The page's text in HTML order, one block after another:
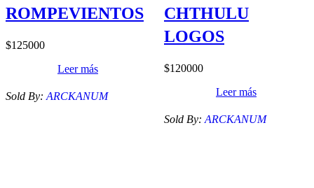
ROMPEVIENTOS
$125000
Leer más
Sold By: ARCKANUM
CHTHULU
LOGOS
$120000
Leer más
Sold By: ARCKANUM